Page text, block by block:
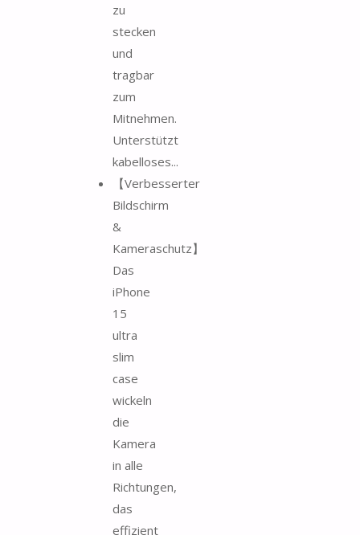
zu
stecken
und
tragbar
zum
Mitnehmen.
Unterstützt
kabelloses...
【Verbesserter
Bildschirm
&
Kameraschutz】
Das
iPhone
15
ultra
slim
case
wickeln
die
Kamera
in alle
Richtungen,
das
effizient